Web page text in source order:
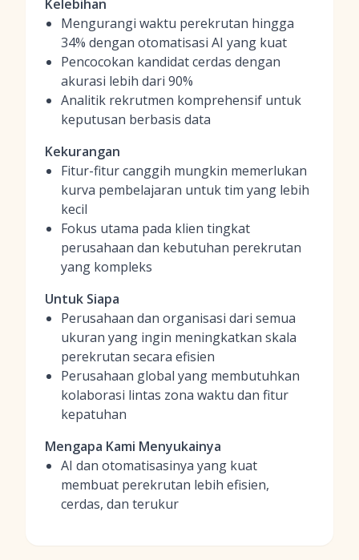
Kelebihan
Mengurangi waktu perekrutan hingga
34% dengan otomatisasi AI yang kuat
Pencocokan kandidat cerdas dengan
akurasi lebih dari 90%
Analitik rekrutmen komprehensif untuk
keputusan berbasis data
Kekurangan
Fitur-fitur canggih mungkin memerlukan
kurva pembelajaran untuk tim yang lebih
kecil
Fokus utama pada klien tingkat
perusahaan dan kebutuhan perekrutan
yang kompleks
Untuk Siapa
Perusahaan dan organisasi dari semua
ukuran yang ingin meningkatkan skala
perekrutan secara efisien
Perusahaan global yang membutuhkan
kolaborasi lintas zona waktu dan fitur
kepatuhan
Mengapa Kami Menyukainya
AI dan otomatisasinya yang kuat
membuat perekrutan lebih efisien,
cerdas, dan terukur